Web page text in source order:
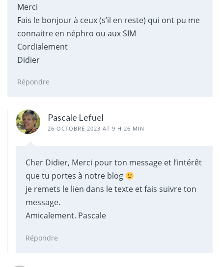
Merci
Fais le bonjour à ceux (s’il en reste) qui ont pu me
connaitre en néphro ou aux SIM
Cordialement
Didier
Répondre
Pascale Lefuel
26 OCTOBRE 2023 AT 9 H 26 MIN
Cher Didier, Merci pour ton message et l’intérêt
que tu portes à notre blog
je remets le lien dans le texte et fais suivre ton
message.
Amicalement. Pascale
Répondre